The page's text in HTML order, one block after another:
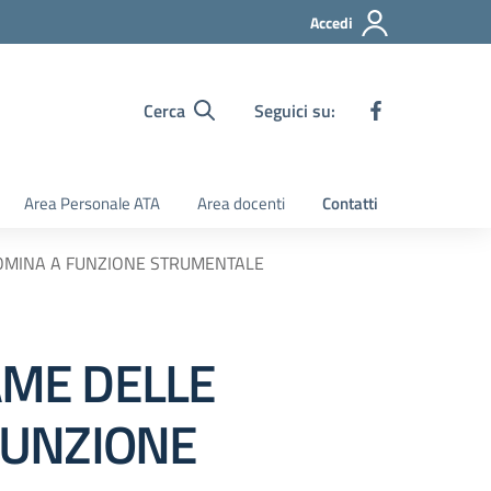
Accedi
Cerca Seguici su:
Area Personale ATA Area docenti Contatti
A FUNZIONE STRUMENTALE
DELLE